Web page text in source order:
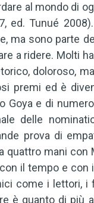
al mondo di
ed. Tunué
ma sono parte
a ridere. Molti
doloroso,
premi ed è
Goya e di
delle
prova di
quattro mani con
il tempo e
come i lettori,
è quanto di più